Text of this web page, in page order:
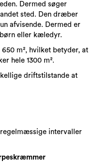
Dermed søger
sted. Den dræber
afvisende. Dermed er
eller kæledyr.
m², hvilket betyder, at
hele 1300 m².
driftstilstande at
intervaller